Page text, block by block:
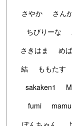
さやか
さん
ちびりーな
さきはま
め
結
ももたす
sakaken1
fumi
ぽんちゃん